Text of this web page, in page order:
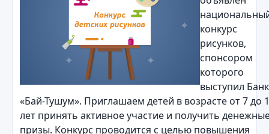
конкурс
рисунков,
спонсором
которого
выступил Банк
«Бай-Тушум». Приглашаем детей в возрасте от 7 до
лет принять активное участие и получить
призы. Конкурс проводится с целью повышения